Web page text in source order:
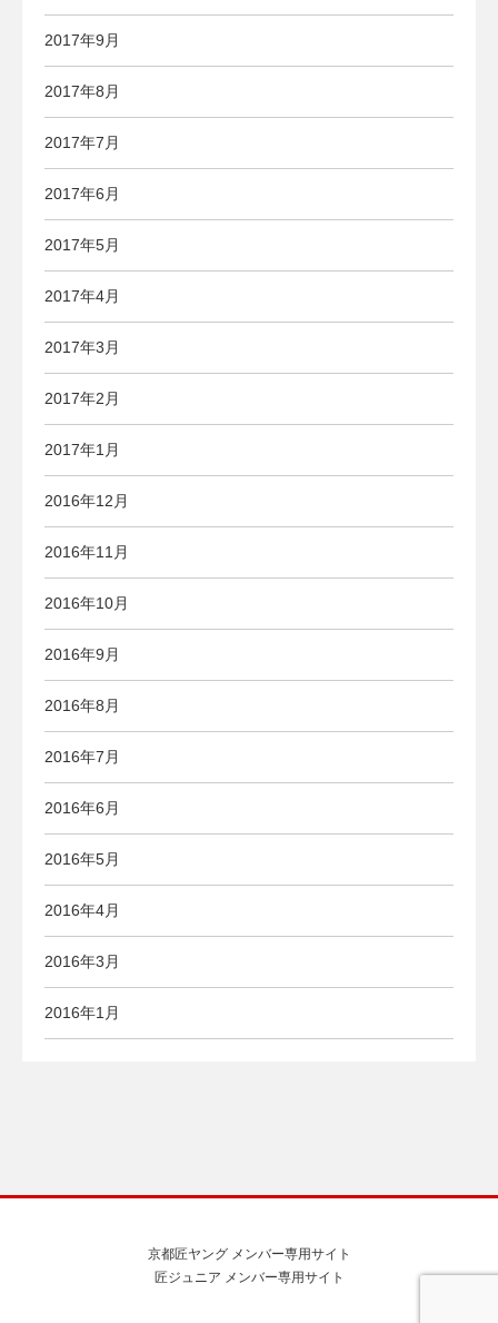
2017年9月
2017年8月
2017年7月
2017年6月
2017年5月
2017年4月
2017年3月
2017年2月
2017年1月
2016年12月
2016年11月
2016年10月
2016年9月
2016年8月
2016年7月
2016年6月
2016年5月
2016年4月
2016年3月
2016年1月
京都匠ヤング メンバー専用サイト
匠ジュニア メンバー専用サイト